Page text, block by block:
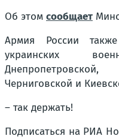
Об этом сообщает
Армия России
украинских
Черниговской и
– так держать!
Подписаться на РИА